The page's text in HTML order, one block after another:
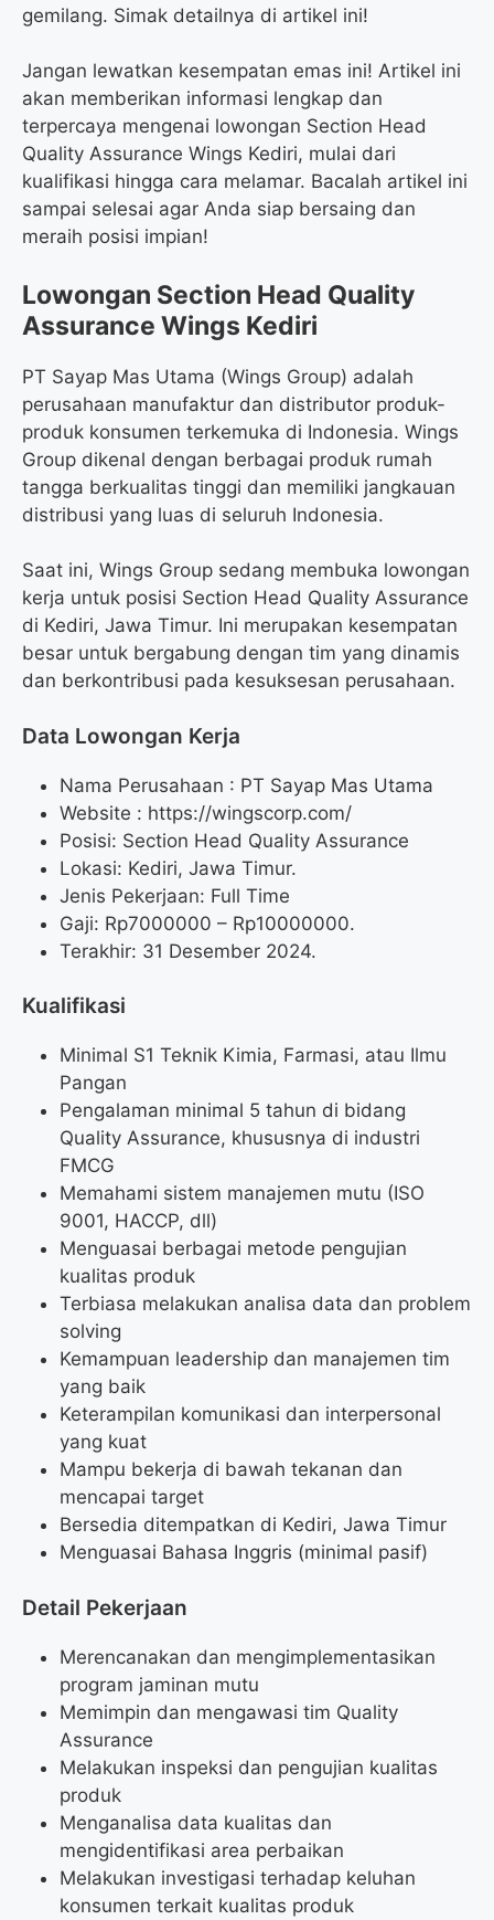
gemilang. Simak detailnya di artikel ini!
Jangan lewatkan kesempatan emas ini! Artikel ini
akan memberikan informasi lengkap dan
terpercaya mengenai lowongan Section Head
Quality Assurance Wings Kediri, mulai dari
kualifikasi hingga cara melamar. Bacalah artikel ini
sampai selesai agar Anda siap bersaing dan
meraih posisi impian!
Lowongan Section Head Quality
Assurance Wings Kediri
PT Sayap Mas Utama (Wings Group) adalah
perusahaan manufaktur dan distributor produk-
produk konsumen terkemuka di Indonesia. Wings
Group dikenal dengan berbagai produk rumah
tangga berkualitas tinggi dan memiliki jangkauan
distribusi yang luas di seluruh Indonesia.
Saat ini, Wings Group sedang membuka lowongan
kerja untuk posisi Section Head Quality Assurance
di Kediri, Jawa Timur. Ini merupakan kesempatan
besar untuk bergabung dengan tim yang dinamis
dan berkontribusi pada kesuksesan perusahaan.
Data Lowongan Kerja
Nama Perusahaan : PT Sayap Mas Utama
Website : https://wingscorp.com/
Posisi: Section Head Quality Assurance
Lokasi: Kediri, Jawa Timur.
Jenis Pekerjaan: Full Time
Gaji: Rp7000000 – Rp10000000.
Terakhir: 31 Desember 2024.
Kualifikasi
Minimal S1 Teknik Kimia, Farmasi, atau Ilmu
Pangan
Pengalaman minimal 5 tahun di bidang
Quality Assurance, khususnya di industri
FMCG
Memahami sistem manajemen mutu (ISO
9001, HACCP, dll)
Menguasai berbagai metode pengujian
kualitas produk
Terbiasa melakukan analisa data dan problem
solving
Kemampuan leadership dan manajemen tim
yang baik
Keterampilan komunikasi dan interpersonal
yang kuat
Mampu bekerja di bawah tekanan dan
mencapai target
Bersedia ditempatkan di Kediri, Jawa Timur
Menguasai Bahasa Inggris (minimal pasif)
Detail Pekerjaan
Merencanakan dan mengimplementasikan
program jaminan mutu
Memimpin dan mengawasi tim Quality
Assurance
Melakukan inspeksi dan pengujian kualitas
produk
Menganalisa data kualitas dan
mengidentifikasi area perbaikan
Melakukan investigasi terhadap keluhan
konsumen terkait kualitas produk